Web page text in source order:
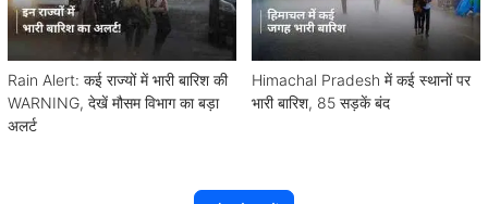
Rain Alert: कई राज्यों में भारी बारिश की
WARNING, देखें मौसम विभाग का बड़ा
अलर्ट
Himachal Pradesh में कई स्थानों पर
भारी बारिश, 85 सड़कें बंद